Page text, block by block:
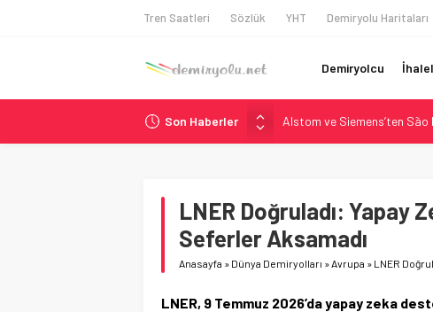
Tren Saatleri Sözlük YHT Demiryolu Haritaları
Demiryolcu
Son Haberler
Alstom ve Siemens’ten
Siemens ve Stadler’dan
Toronto Metrosu’nda
Webuild Tüneli Tamamladı:
LNER Doğruladı: Yapay
Seferler Aksamadı
Anasayfa » Dünya Demiryolları »Avrupa » LNER
LNER, 9 Temmuz 2026’da yapay zeka